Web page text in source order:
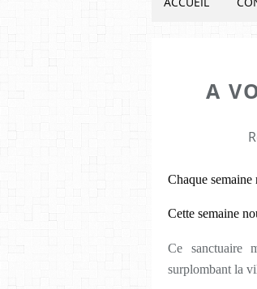
A
Chaque
Cette semaine
Ce sanctuaire
surplombant la